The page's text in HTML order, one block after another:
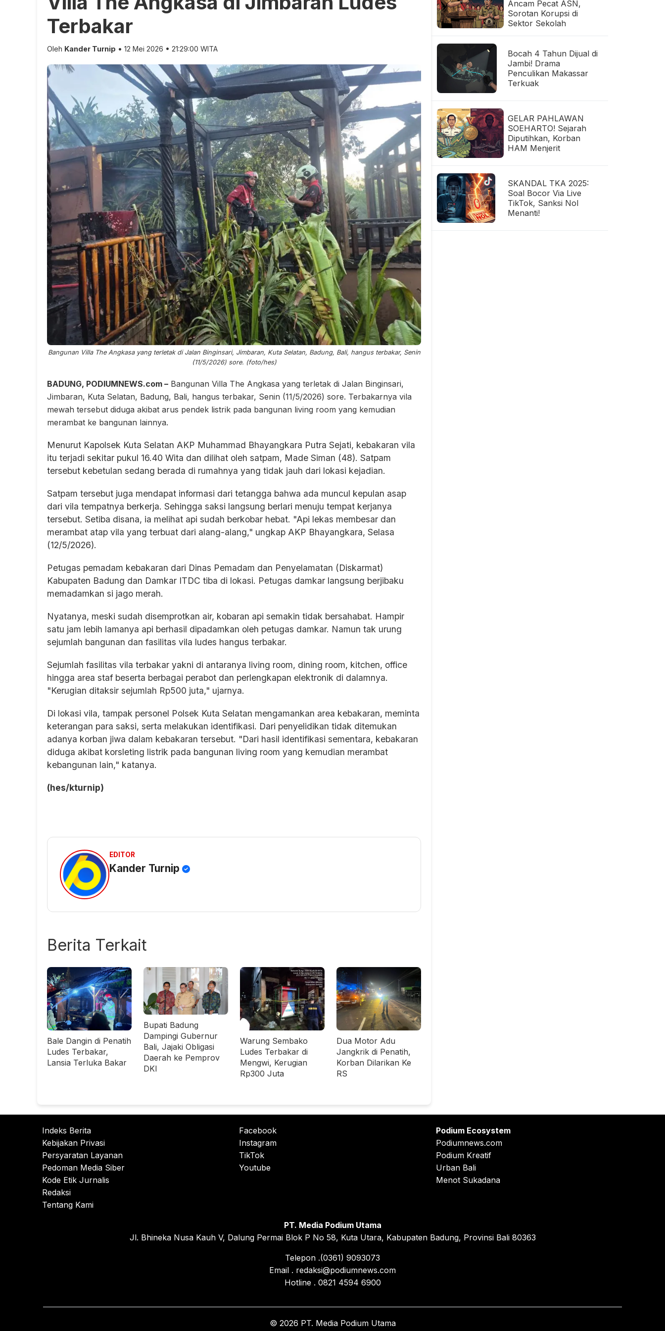
Terbakar
Oleh Kander Turnip • 12 Mei 2026 • 21:29:00 WITA
Bangunan Villa The Angkasa yang terletak di Jalan Binginsari, Jimbaran, Kuta Selatan, Badung, Bali, hangus terbakar, Senin
(11/5/2026) sore. (foto/hes)
BADUNG, PODIUMNEWS.com – Bangunan Villa The Angkasa yang terletak di Jalan Binginsari,
Jimbaran, Kuta Selatan, Badung, Bali, hangus terbakar, Senin (11/5/2026) sore. Terbakarnya vila
mewah tersebut diduga akibat arus pendek listrik pada bangunan living room yang kemudian
merambat ke bangunan lainnya.
Menurut Kapolsek Kuta Selatan AKP Muhammad Bhayangkara Putra Sejati, kebakaran vila
itu terjadi sekitar pukul 16.40 Wita dan dilihat oleh satpam, Made Siman (48). Satpam
tersebut kebetulan sedang berada di rumahnya yang tidak jauh dari lokasi kejadian.
Satpam tersebut juga mendapat informasi dari tetangga bahwa ada muncul kepulan asap
dari vila tempatnya berkerja. Sehingga saksi langsung berlari menuju tempat kerjanya
tersebut. Setiba disana, ia melihat api sudah berkobar hebat. "Api lekas membesar dan
merambat atap vila yang terbuat dari alang-alang," ungkap AKP Bhayangkara, Selasa
(12/5/2026).
Petugas pemadam kebakaran dari Dinas Pemadam dan Penyelamatan (Diskarmat)
Kabupaten Badung dan Damkar ITDC tiba di lokasi. Petugas damkar langsung berjibaku
memadamkan si jago merah.
Nyatanya, meski sudah disemprotkan air, kobaran api semakin tidak bersahabat. Hampir
satu jam lebih lamanya api berhasil dipadamkan oleh petugas damkar. Namun tak urung
sejumlah bangunan dan fasilitas vila ludes hangus terbakar.
Sejumlah fasilitas vila terbakar yakni di antaranya living room, dining room, kitchen, office
hingga area staf beserta berbagai perabot dan perlengkapan elektronik di dalamnya.
"Kerugian ditaksir sejumlah Rp500 juta," ujarnya.
Di lokasi vila, tampak personel Polsek Kuta Selatan mengamankan area kebakaran, meminta
keterangan para saksi, serta melakukan identifikasi. Dari penyelidikan tidak ditemukan
adanya korban jiwa dalam kebakaran tersebut. "Dari hasil identifikasi sementara, kebakaran
diduga akibat korsleting listrik pada bangunan living room yang kemudian merambat
kebangunan lain," katanya.
(hes/kturnip)
EDITOR
Kander Turnip
Berita Terkait
Bale Dangin di Penatih
Ludes Terbakar,
Lansia Terluka Bakar
Bupati Badung
Dampingi Gubernur
Bali, Jajaki Obligasi
Daerah ke Pemprov
DKI
Warung Sembako
Ludes Terbakar di
Mengwi, Kerugian
Rp300 Juta
Dua Motor Adu
Jangkrik di Penatih,
Korban Dilarikan Ke
RS
Ancam Pecat ASN,
Sorotan Korupsi di
Sektor Sekolah
Bocah 4 Tahun Dijual di
Jambi! Drama
Penculikan Makassar
Terkuak
GELAR PAHLAWAN
SOEHARTO! Sejarah
Diputihkan, Korban
HAM Menjerit
SKANDAL TKA 2025:
Soal Bocor Via Live
TikTok, Sanksi Nol
Menanti!
Indeks Berita
Kebijakan Privasi
Persyaratan Layanan
Pedoman Media Siber
Kode Etik Jurnalis
Redaksi
Tentang Kami
Facebook
Instagram
TikTok
Youtube
Podium Ecosystem
Podiumnews.com
Podium Kreatif
Urban Bali
Menot Sukadana
PT. Media Podium Utama
Jl. Bhineka Nusa Kauh V, Dalung Permai Blok P No 58, Kuta Utara, Kabupaten Badung, Provinsi Bali 80363
Telepon .(0361) 9093073
Email . redaksi@podiumnews.com
Hotline . 0821 4594 6900
© 2026 PT. Media Podium Utama